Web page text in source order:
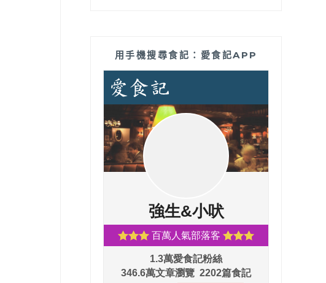
用手機搜尋食記：愛食記APP